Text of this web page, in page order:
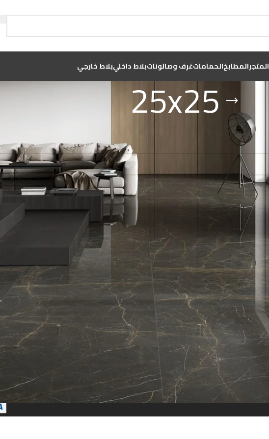
المتجرالمطابخالحماماتغرف وصالوناتبلاط داخليبلاط خارجي
25x25
الاقسام
بلاط داخلي
بلاط خارجي
تابعنا